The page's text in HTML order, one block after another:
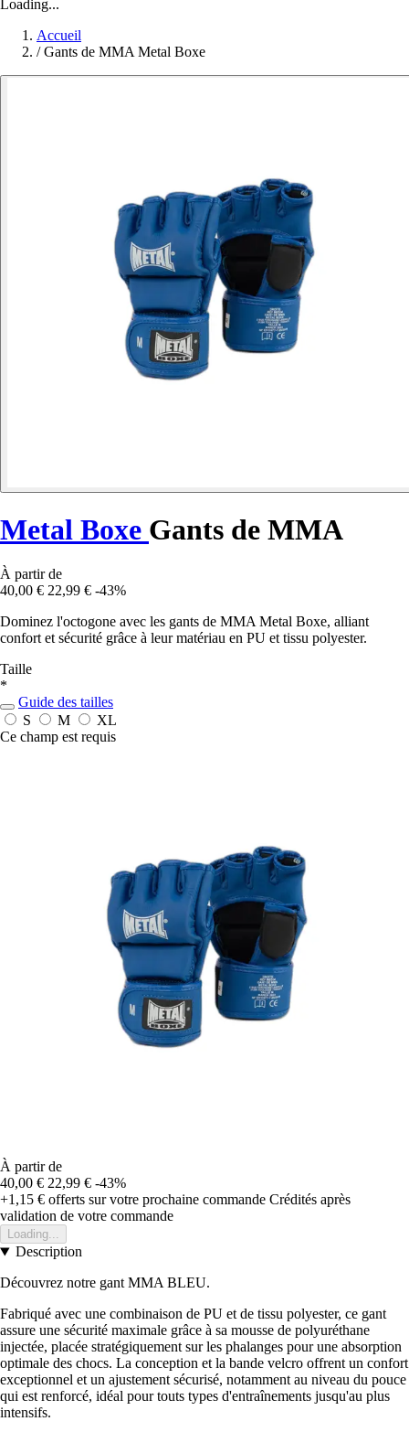
Loading...
Accueil
/ Gants de MMA Metal Boxe
Metal Boxe Gants de MMA
À partir de
40,00 € 22,99 € -43%
Dominez l'octogone avec les gants de MMA Metal Boxe, alliant
confort et sécurité grâce à leur matériau en PU et tissu polyester.
Taille
*
Guide des tailles
S
M
XL
Ce champ est requis
À partir de
40,00 € 22,99 € -43%
+1,15 € offerts sur votre prochaine commande Crédités après
validation de votre commande
Loading...
Description
Découvrez notre gant MMA BLEU.
Fabriqué avec une combinaison de PU et de tissu polyester, ce gant
assure une sécurité maximale grâce à sa mousse de polyuréthane
injectée, placée stratégiquement sur les phalanges pour une absorption
optimale des chocs. La conception et la bande velcro offrent un confort
exceptionnel et un ajustement sécurisé, notamment au niveau du pouce
qui est renforcé, idéal pour touts types d'entraînements jusqu'au plus
intensifs.